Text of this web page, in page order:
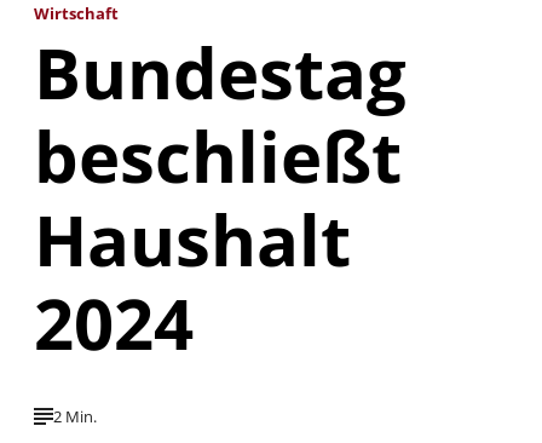
Wirtschaft
Bundestag
beschließt
Haushalt
2024
2 Min.